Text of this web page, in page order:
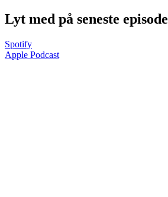
Lyt med på seneste episode
Spotify
Apple Podcast